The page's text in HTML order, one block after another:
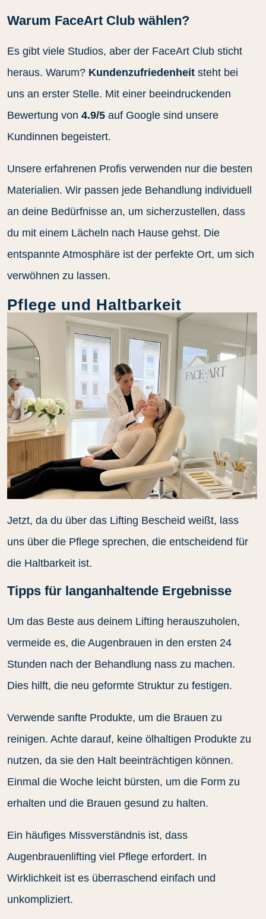
Warum FaceArt Club wählen?
Es gibt viele Studios, aber der FaceArt Club sticht
heraus. Warum? Kundenzufriedenheit steht bei
uns an erster Stelle. Mit einer beeindruckenden
Bewertung von 4.9/5 auf Google sind unsere
Kundinnen begeistert.
Unsere erfahrenen Profis verwenden nur die besten
Materialien. Wir passen jede Behandlung individuell
an deine Bedürfnisse an, um sicherzustellen, dass
du mit einem Lächeln nach Hause gehst. Die
entspannte Atmosphäre ist der perfekte Ort, um sich
verwöhnen zu lassen.
Pflege und Haltbarkeit
Jetzt, da du über das Lifting Bescheid weißt, lass
uns über die Pflege sprechen, die entscheidend für
die Haltbarkeit ist.
Tipps für langanhaltende Ergebnisse
Um das Beste aus deinem Lifting herauszuholen,
vermeide es, die Augenbrauen in den ersten 24
Stunden nach der Behandlung nass zu machen.
Dies hilft, die neu geformte Struktur zu festigen.
Verwende sanfte Produkte, um die Brauen zu
reinigen. Achte darauf, keine ölhaltigen Produkte zu
nutzen, da sie den Halt beeinträchtigen können.
Einmal die Woche leicht bürsten, um die Form zu
erhalten und die Brauen gesund zu halten.
Ein häufiges Missverständnis ist, dass
Augenbrauenlifting viel Pflege erfordert. In
Wirklichkeit ist es überraschend einfach und
unkompliziert.